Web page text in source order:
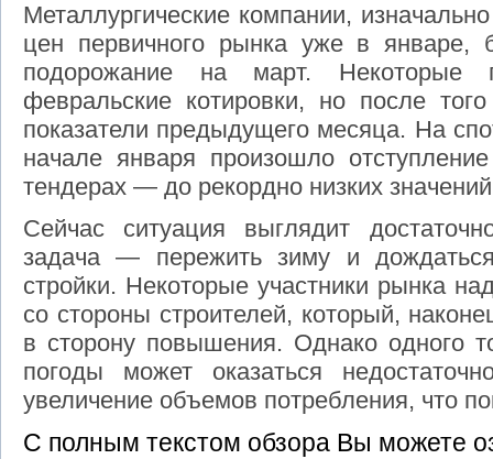
Металлургические компании,
цен первичного рынка уже в январе,
подорожание на март. Некоторые
февральские котировки, но после
показатели предыдущего месяца. На
начале января произошло
тендерах — до рекордно низких
Сейчас ситуация выглядит
задача — пережить зиму и
стройки. Некоторые участники рынка
со стороны строителей, который,
в сторону повышения. Однако одного
погоды может оказаться
увеличение объемов потребления, что
С полным текстом обзора Вы можете